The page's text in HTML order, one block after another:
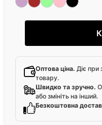
Оптова ціна. Діє при
товару.
Швидко та зручно.
або змініть на інший.
Безкоштовна